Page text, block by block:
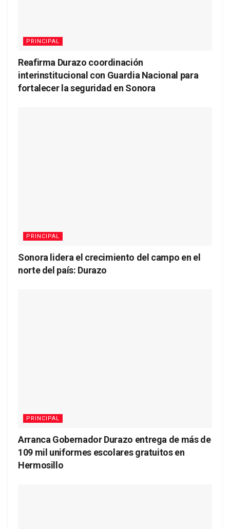
PRINCIPAL
Reafirma Durazo coordinación
interinstitucional con Guardia Nacional para
fortalecer la seguridad en Sonora
PRINCIPAL
Sonora lidera el crecimiento del campo en el
norte del país: Durazo
PRINCIPAL
Arranca Gobernador Durazo entrega de más de
109 mil uniformes escolares gratuitos en
Hermosillo